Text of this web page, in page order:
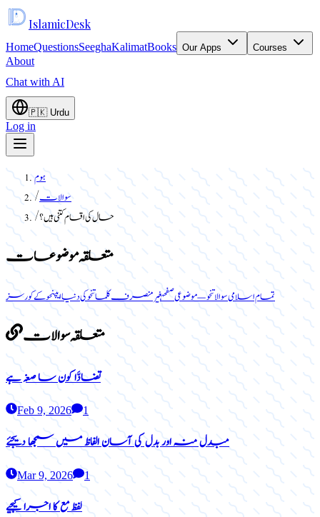
IslamicDesk
HomeQuestionsSeeghaKalimatBooks Our Apps Courses
About
Chat with AI
🇵🇰 Urdu
Log in
ہوم
/سوالات
/حال کی اقسام کتنی ہیں؟
متعلقہ موضوعات
تمام اسلامی سوالاتنحو — موضوعی صفحہغیر منصرف کلماتنحو کی دنیا ایپنحو کے کورسز
متعلقہ سوالات
تضادَّا کون سا صغہ ہے
Feb 9, 2026 1
مبدل منہ اور بدل کی آسان الفاظ میں سمجھا دیجئے
Mar 9, 2026 1
لفظ مع کا اجرا کیجیے